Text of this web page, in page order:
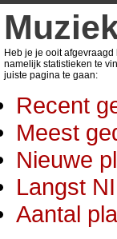
Heb je je ooit
namelijk statistieken te
juiste pagina te gaan:
Recent
Meest
Nieuwe
Langst
Aantal